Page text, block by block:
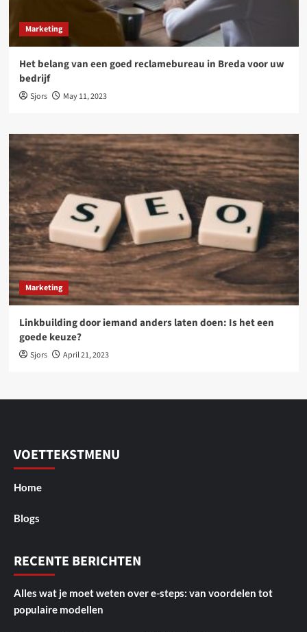
Marketing
Het belang van een goed reclamebureau in Breda voor uw
bedrijf
Sjors May 11, 2023
Marketing
Linkbuilding door iemand anders laten doen: Is het een
goede keuze?
Sjors April 21, 2023
VOETTEKSTMENU
Home
Blogs
RECENTE BERICHTEN
Alles wat je moet weten over e-steps: van voordelen tot
populaire modellen